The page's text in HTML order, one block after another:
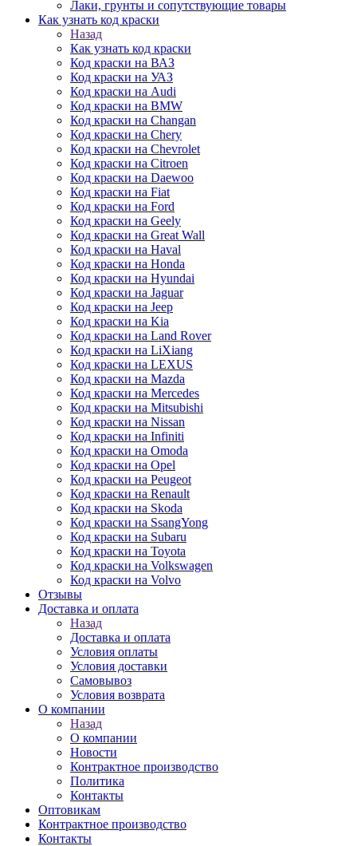
Лаки, грунты и сопутствующие товары
Как узнать код краски
Назад
Как узнать код краски
Код краски на ВАЗ
Код краски на УАЗ
Код краски на Audi
Код краски на BMW
Код краски на Changan
Код краски на Chery
Код краски на Chevrolet
Код краски на Citroen
Код краски на Daewoo
Код краски на Fiat
Код краски на Ford
Код краски на Geely
Код краски на Great Wall
Код краски на Haval
Код краски на Honda
Код краски на Hyundai
Код краски на Jaguar
Код краски на Jeep
Код краски на Kia
Код краски на Land Rover
Код краски на LiXiang
Код краски на LEXUS
Код краски на Mazda
Код краски на Mercedes
Код краски на Mitsubishi
Код краски на Nissan
Код краски на Infiniti
Код краски на Omoda
Код краски на Opel
Код краски на Peugeot
Код краски на Renault
Код краски на Skoda
Код краски на SsangYong
Код краски на Subaru
Код краски на Toyota
Код краски на Volkswagen
Код краски на Volvo
Отзывы
Доставка и оплата
Назад
Доставка и оплата
Условия оплаты
Условия доставки
Самовывоз
Условия возврата
О компании
Назад
О компании
Новости
Контрактное производство
Политика
Контакты
Оптовикам
Контрактное производство
Контакты